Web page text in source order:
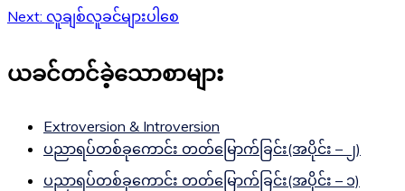
Next: လူချစ်လူခင်များပါစေ
ယခင်တင်ခဲ့သောစာများ
Extroversion & Introversion
ပညာရပ်တစ်ခုကောင်း တတ်မြောက်ခြင်း(အပိုင်း – ၂)
ပညာရပ်တစ်ခုကောင်း တတ်မြောက်ခြင်း(အပိုင်း – ၁)